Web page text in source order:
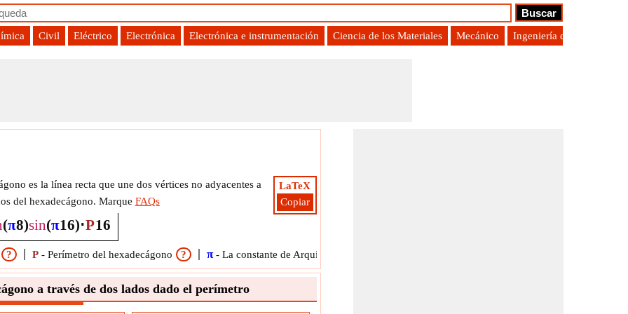
Civil Eléctrico Electrónica Electrónica e instrumentación Ciencia de los Materiales Mecánico Ingeniería de Producción
LaTeX
Copiar
es la línea recta que une dos vértices no adyacentes a
del hexadecágono. Marque FAQs
(π8)sin(π16)⋅P16
? P - Perímetro del hexadecágono ? π- La constante de Arquímedes.
a través de dos lados dado el perímetro